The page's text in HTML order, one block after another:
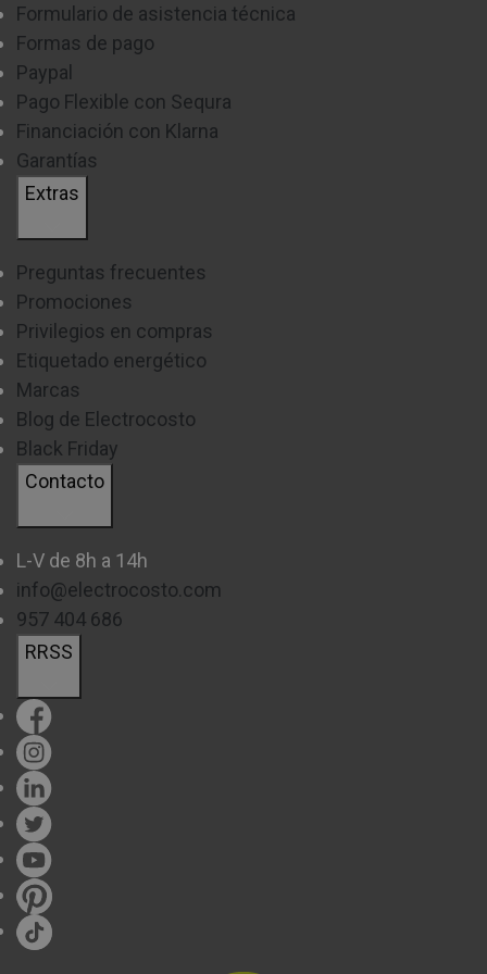
Si has tenido una incidencia con un producto TP-Link
debes de contactar con el
Formulario de asistencia técnica
Formas de pago
Paypal
Pago Flexible con Sequra
Financiación con Klarna
Garantías
Extras
Preguntas frecuentes
Promociones
Privilegios en compras
Etiquetado energético
Marcas
Blog de Electrocosto
Black Friday
Contacto
L-V de 8h a 14h
info@electrocosto.com
957 404 686
RRSS